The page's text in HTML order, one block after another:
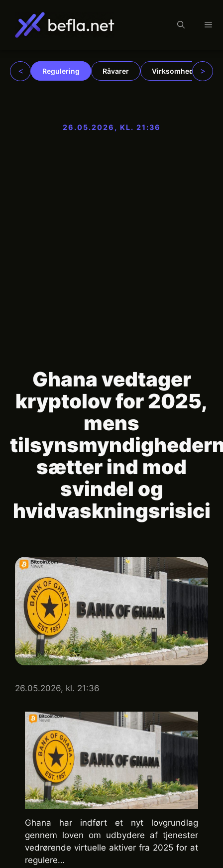
indhold
< Regulering Råvarer Virksomheder >
26.05.2026, KL. 21:36
Ghana vedtager
kryptolov for 2025,
mens
sætter ind mod
svindel og
hvidvaskningsrisici
26.05.2026, kl. 21:36
Ghana har indført et nyt lovgrundlag
gennem loven om udbydere af tjenester
vedrørende virtuelle aktiver fra 2025 for at
regulere…